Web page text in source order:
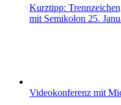
Kurztipp:
mit Semikolon 25.
Videokonferenz mit